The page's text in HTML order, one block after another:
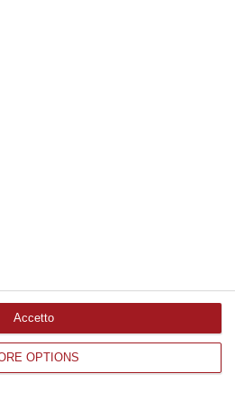
OPTIONS
Accetto
testata giornalistica di News&Com S.r.l